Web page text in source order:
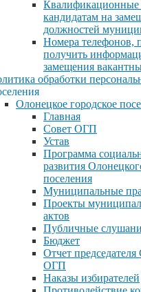
Квалификационные
кандидатам на
должностей
Номера телефонов,
получить
замещения
обработки
Олонецкое городское
Главная
Совет ОГП
Устав
Программа
развития
поселения
Муниципальные
Проекты
актов
Публичные
Бюджет
Отчет
ОГП
Наказы избирателей